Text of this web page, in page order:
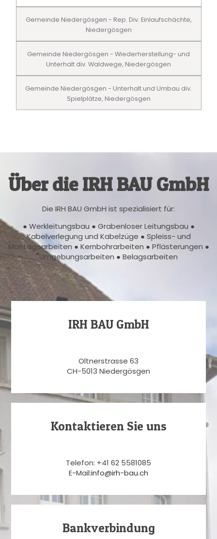
Gemeinde Niedergösgen - Rep. Div. Einlaufschächte,
Niedergösgen
Gemeinde Niedergösgen - Wiederherstellung- und
Unterhalt div. Waldwege, Niedergösgen
Gemeinde Niedergösgen - Unterhalt und Umbau div.
Spielplätze, Niedergösgen
Über die IRH BAU GmbH
Die IRH BAU GmbH ist spezialisiert für:
● Werkleitungsbau ● Grabenloser Leitungsbau ●
Kabelverlegung und Kabelzüge ● Spleiss- und
Montagearbeiten ● Kernbohrarbeiten ● Pflästerungen ●
Umgebungsarbeiten ● Belagsarbeiten
IRH BAU GmbH
Oltnerstrasse 63
CH-5013 Niedergösgen
Kontaktieren Sie uns
Telefon: +41 62 5581085
E-Mail:info@irh-bau.ch
Bankverbindung